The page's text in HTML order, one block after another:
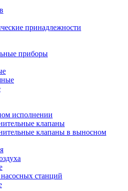
принадлежности
приборы
исполнении
клапаны
клапаны в выносном
станций